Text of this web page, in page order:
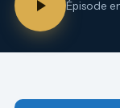
Épisode